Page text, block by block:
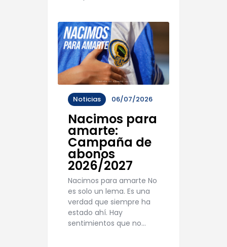
Noticias 06/07/2026
Nacimos para
amarte:
Campaña de
abonos
2026/2027
Nacimos para amarte No
es solo un lema. Es una
verdad que siempre ha
estado ahí. Hay
sentimientos que no…